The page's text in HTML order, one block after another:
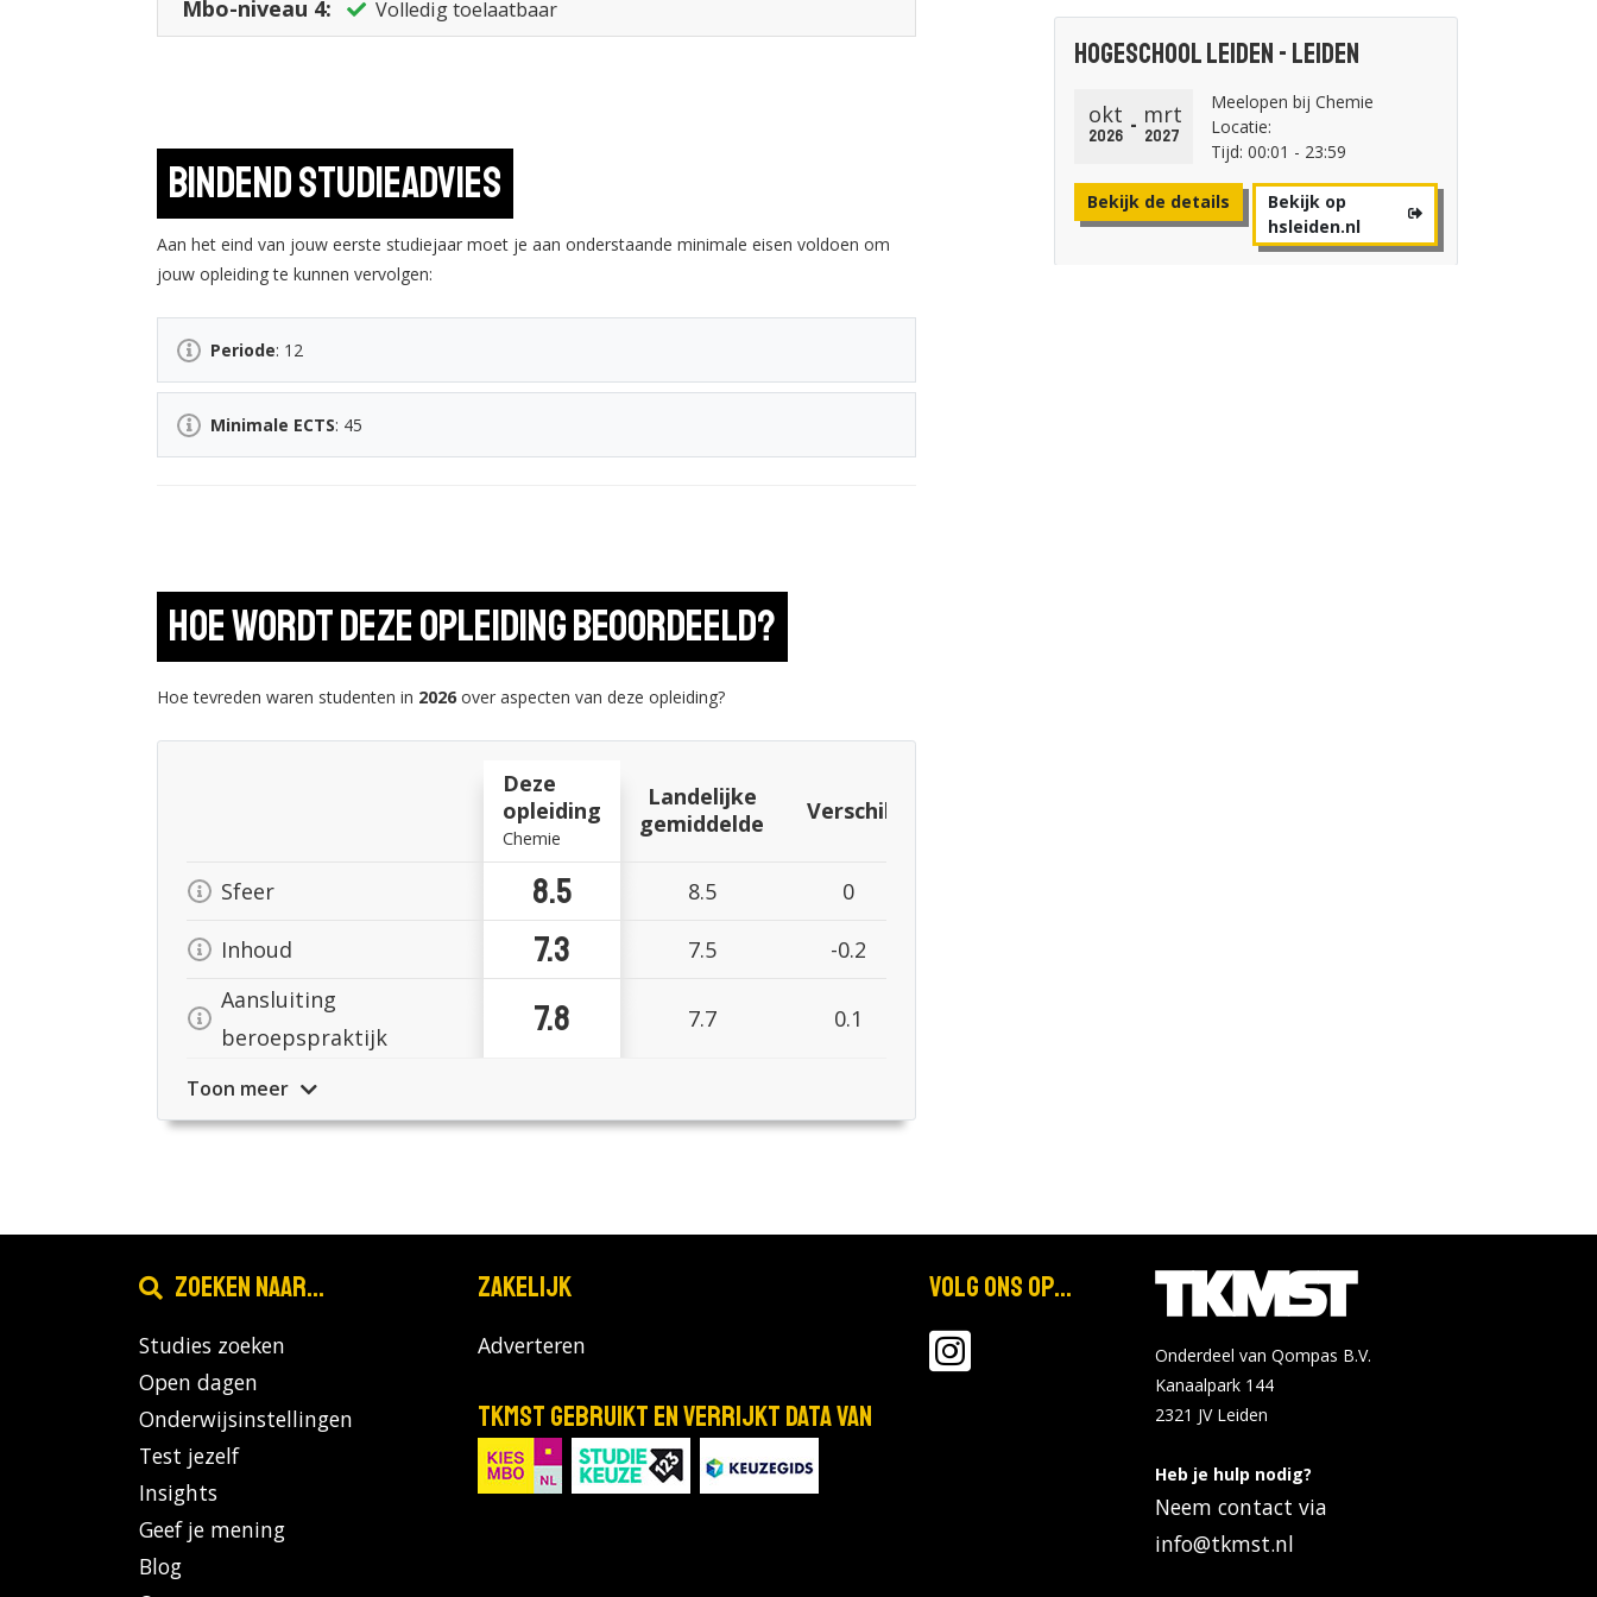
Mbo-niveau 4: Volledig toelaatbaar
Bindend studieadvies
Aan het eind van jouw eerste studiejaar moet je aan onderstaande minimale eisen voldoen om
jouw opleiding te kunnen vervolgen:
Periode: 12
Minimale ECTS: 45
Hoe wordt deze opleiding beoordeeld?
Hoe tevreden waren studenten in 2026 over aspecten van deze opleiding?
Deze
opleiding
Chemie
Landelijke
gemiddelde
Verschil
Sfeer 8.5 8.5 0
Inhoud 7.3 7.5
-0.2
Aansluiting
beroepspraktijk
7.8 7.7 0.1
Toon meer
Hogeschool Leiden - Leiden
okt
2026 - mrt
2027
Meelopen bij Chemie
Locatie:
Tijd: 00:01 - 23:59
Bekijk de details
Bekijk op
hsleiden.nl
Saxion - Deventer
Open dag in Deventer.
van harte welkom!
Locatie:
Tijd: 10:00 - 15:00
Bekijk de details
Saxion - Enschede
Zoeken naar...
Studies zoeken
Open dagen
Onderwijsinstellingen
Test jezelf
Insights
Geef je mening
Blog
Zakelijk
Adverteren
TKMST gebruikt en verrijkt data van
Volg ons op...
Onderdeel van Qompas B.V.
Kanaalpark 144
2321 JV Leiden
Heb je hulp nodig?
Neem contact via
info@tkmst.nl